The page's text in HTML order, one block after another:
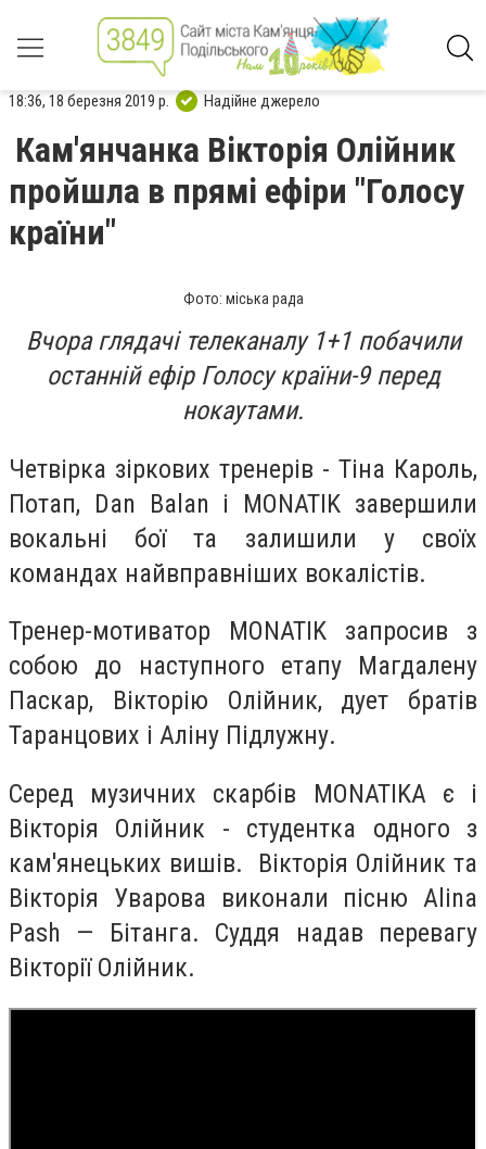
18:36, 18 березня 2019 р. Надійне джерело
Кам'янчанка Вікторія Олійник
пройшла в прямі ефіри "Голосу
країни"
Фото: міська рада
Вчора глядачі телеканалу 1+1 побачили
останній ефір Голосу країни-9 перед
нокаутами.
Четвірка зіркових тренерів - Тіна Кароль,
Потап, Dan Balan і MONATIK завершили
вокальні бої та залишили у своїх
командах найвправніших вокалістів.
Тренер-мотиватор MONATIK запросив з
собою до наступного етапу Магдалену
Паскар, Вікторію Олійник, дует братів
Таранцових і Аліну Підлужну.
Серед музичних скарбів MONATIKА є і
Вікторія Олійник - студентка одного з
кам'янецьких вишів. Вікторія Олійник та
Вікторія Уварова виконали пісню Alina
Pash — Бітанга. Суддя надав перевагу
Вікторії Олійник.